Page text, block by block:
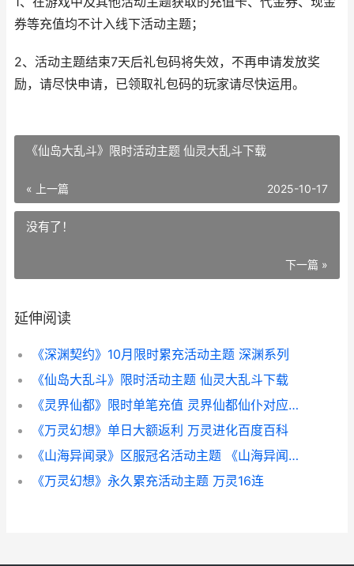
券等充值均不计入线下活动主题；
2、活动主题结束7天后礼包码将失效，不再申请发放奖
励，请尽快申请，已领取礼包码的玩家请尽快运用。
《仙岛大乱斗》限时活动主题 仙灵大乱斗下载
« 上一篇 2025-10-17
没有了！
下一篇 »
延伸阅读
《深渊契约》10月限时累充活动主题 深渊系列
《仙岛大乱斗》限时活动主题 仙灵大乱斗下载
《灵界仙都》限时单笔充值 灵界仙都仙仆对应获取
《万灵幻想》单日大额返利 万灵进化百度百科
《山海异闻录》区服冠名活动主题 《山海异闻录》免费阅读
《万灵幻想》永久累充活动主题 万灵16连